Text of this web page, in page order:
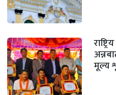
मूल्य